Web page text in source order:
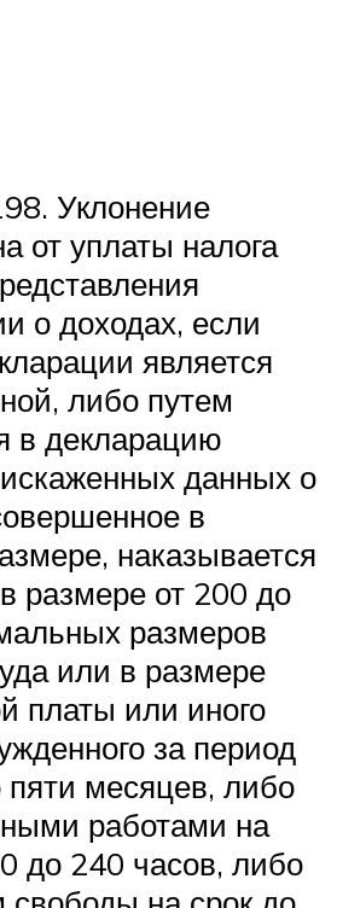
Уклонение
от уплаты налога
о доходах, если
является
либо путем
в декларацию
данных о
в
наказывается
размере от 200 до
размеров
или в размере
платы или иного
за период
пяти месяцев, либо
работами на
до 240 часов, либо